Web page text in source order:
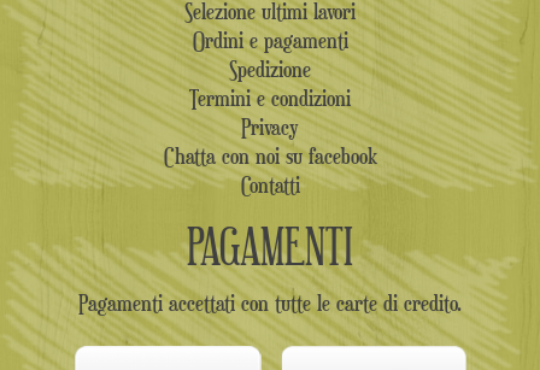
Selezione ultimi lavori
Ordini e pagamenti
Spedizione
Termini e condizioni
Privacy
Chatta con noi su facebook
Contatti
PAGAMENTI
Pagamenti accettati con tutte le carte di credito.